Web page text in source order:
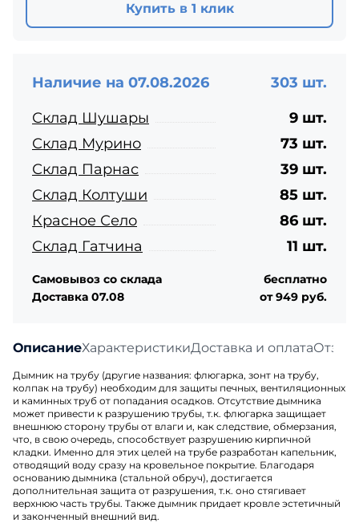
ОписаниеХарактеристикиДоставка и оплата
Дымник на трубу (другие названия: флюгарка, зонт на трубу,
колпак на трубу) необходим для защиты печных, вентиляционных
и каминных труб от попадания осадков. Отсутствие дымника
может привести к разрушению трубы, т.к. флюгарка защищает
внешнюю сторону трубы от влаги и, как следствие, обмерзания,
что, в свою очередь, способствует разрушению кирпичной
кладки. Именно для этих целей на трубе разработан капельник,
отводящий воду сразу на кровельное покрытие. Благодаря
основанию дымника (стальной обруч), достигается
дополнительная защита от разрушения, т.к. оно стягивает
верхнюю часть трубы. Также дымник придает кровле эстетичный
и законченный внешний вид.
Купить в 1 клик
Наличие на 07.08.2026
303 шт.
Склад Шушары
9 шт.
Склад Мурино
73 шт.
Склад Парнас
39 шт.
Склад Колтуши
85 шт.
Красное Село
86 шт.
Склад Гатчина
11 шт.
Самовывоз со склада
бесплатно
Доставка 07.08
от 949 руб.